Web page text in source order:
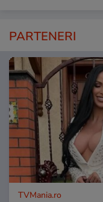
PARTENERI
TVMania.ro